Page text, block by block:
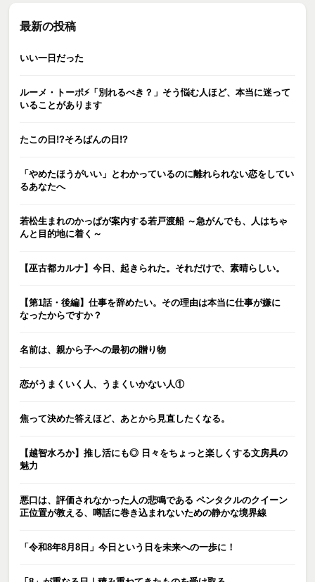
最新の投稿
いい一日だった
ルーメ・トーポ⚡️「別れるべき？」そう悩む人ほど、本当に迷って
いることがあります
たこの日!?そろばんの日!?
「やめたほうがいい」とわかっているのに離れられない恋をしてい
るあなたへ
若松生まれのかっぱが案内する若戸渡船 ～急がんでも、人はちゃ
んと目的地に着く～
【巫古都カルナ】今日、起きられた。それだけで、素晴らしい。
【第1話・後編】仕事を辞めたい。その理由は本当に仕事が嫌に
なったからですか？
名前は、親から子への最初の贈り物
恋がうまくいく人、うまくいかない人①
焦って決めた答えほど、あとから見直したくなる。
【越智水ろか】推し活にも◎ 日々をちょっと楽しくする文房具の
魅力
悪口は、評価されなかった人の悲鳴である ペンタクルのクイーン
正位置が教える、噂話に巻き込まれないための静かな境界線
「令和8年8月8日」今日という日を未来への一歩に！